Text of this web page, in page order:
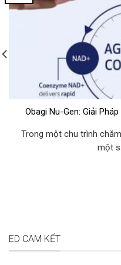
Obagi Nu-Gen: Giải
Trong một chu trình
một
ED CAM KẾT